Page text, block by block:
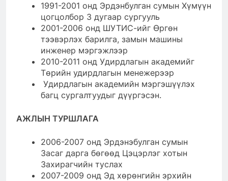
1991-2001 онд Эрдэнбулган сумын Хүмүүн
цогцолбор 3 дугаар сургууль
2001-2006 онд ШУТИС-ийг Өргөн
тээвэрлэх барилга, замын машины
инженер мэргэжлээр
2010-2011 онд Удирдлагын академийг
Төрийн удирдлагын менежерээр
Удирдлагын академийн мэргэшүүлэх
багц сургалтуудыг дүүргэсэн.
АЖЛЫН ТУРШЛАГА
2006-2007 онд Эрдэнэбулган сумын
Засаг дарга бөгөөд Цэцэрлэг хотын
Захирагчийн туслах
2007-2009 онд Эд хөрөнгийн эрхийн